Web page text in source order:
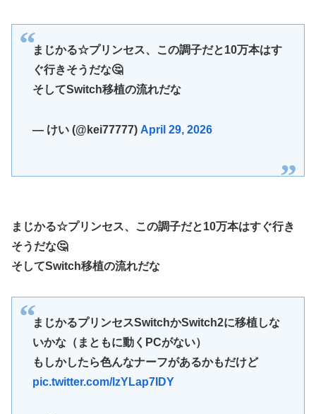
て！！→画像がこちらw w w w w w w w w w
【爆笑動画】ママさん「新しい洗濯機買って1発目に回した
らコレw」←こwれwはw w w w w w w w w w
【ホロライブ】アキロゼ、映画をきっかけに「ちいかわ」に
【画像】韓国人「日本人の間で『女が破滅的な人生を送るの
を楽しむ陰湿な趣味』が流行っている」119万バズ
【艦これ】なんか調べたらE5めちゃくちゃ対地艦使うや
ん・・・
欧州「日本だけ反則だろ…」 世界の『日本びいき』にヨー
ロッパ全土から不満の声
【艦これ】E5-4をウイニングランって言ったやつ誰や
【画像】ハンターハンターの人気キャラ3人、メイドフィギ
ュアになってしまうｗｗｗ
本営「現地調達」陸軍「え？」
【NBA】エンビードが新シーズンに向けての好調ぶりを披
露 なお足の状態の方を心配されてしまう
「Sゴーゴージャグラー4KT（北電子）」「Lライザのアト
伊藤裕樹、次戦勝利でタイトルマッチへ
まじかる☆プリンセス、この調子だと10万本はす
ぐ行きそうだな🤔
そしてSwitch移植の流れだな
— けい (@kei77777) April 29, 2026
まじかる☆プリンセス、この調子だと10万本はすぐ行き
そうだな🤔
そしてSwitch移植の流れだな
まじかるプリンセスSwitchかSwitch2に移植しな
いかな（まともに動くPCがない）
もしかしたら色んなナーフがあるかもだけど
pic.twitter.com/lzYLap7IDY